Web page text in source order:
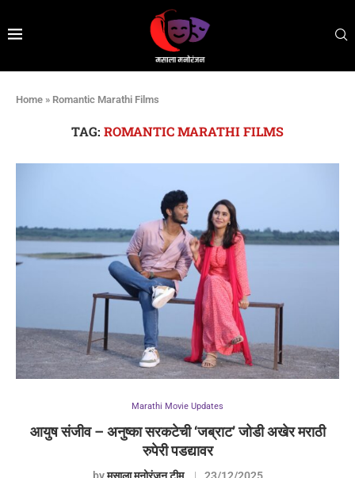
Home » Romantic Marathi Films
TAG: ROMANTIC MARATHI FILMS
Marathi Movie Updates
आयुष संजीव – अनुष्का सरकटेची ‘जब्राट’ जोडी अखेर मराठी
रुपेरी पडद्यावर